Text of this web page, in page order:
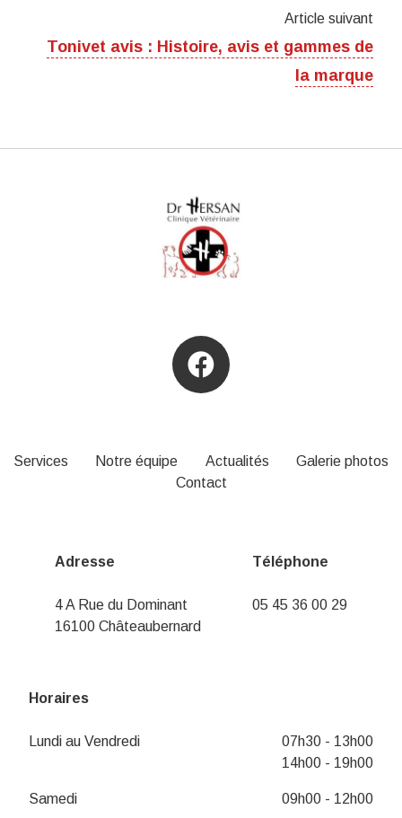
Article suivant
Tonivet avis : Histoire, avis et gammes de
la marque
Services Notre équipe Actualités
Galerie photos
Contact
Adresse
4 A Rue du Dominant
16100 Châteaubernard
Téléphone
05 45 36 00 29
Horaires
Lundi au Vendredi
07h30 - 13h00
14h00 - 19h00
Samedi 09h00 - 12h00